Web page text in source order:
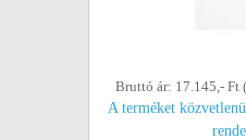
Bruttó ár: 17.145,- Ft
A terméket